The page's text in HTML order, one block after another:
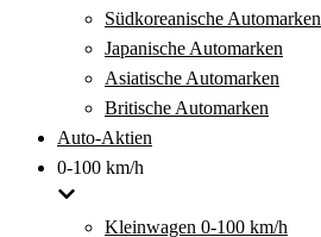
Südkoreanische Automarken
Japanische Automarken
Asiatische Automarken
Britische Automarken
Auto-Aktien
0-100 km/h
Kleinwagen 0-100 km/h